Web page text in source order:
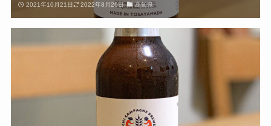
2021年10月21日 2022年8月26日 高知県